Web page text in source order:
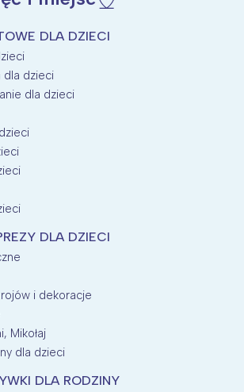
DLA DZIECI
dla dzieci
dla dzieci
DLA DZIECI
i dekoracje
Mikołaj
dla dzieci
DLA RODZINY